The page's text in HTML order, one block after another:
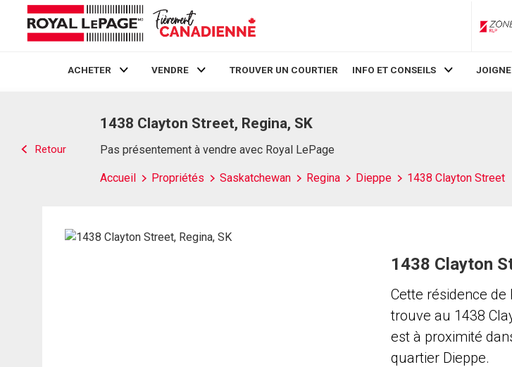
ACHETER VENDRE TROUVER UN COURTIER INFO ET CONSEILS
Retour
1438 Clayton Street, Regina, SK
Pas présentement à vendre avec Royal LePage
Accueil Propriétés Saskatchewan Regina Dieppe 1438 Clayton Street
1438 Clayton
Cette résidence de
trouve au 1438
est à proximité
quartier Dieppe.